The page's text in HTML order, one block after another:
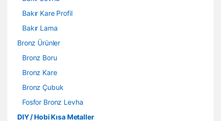
Bakır Kare Profil
Bakır Lama
Bronz Ürünler
Bronz Boru
Bronz Kare
Bronz Çubuk
Fosfor Bronz Levha
DIY / Hobi Kısa Metaller